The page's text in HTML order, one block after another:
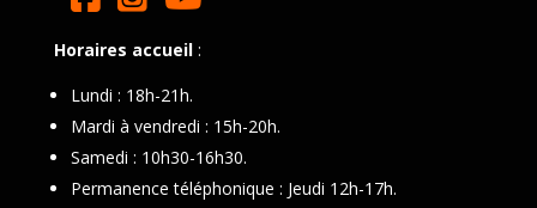
Horaires accueil:
Lundi : 18h-21h.
Mardi à vendredi : 15h-20h.
Samedi : 10h30-16h30.
Permanence téléphonique : Jeudi 12h-17h.